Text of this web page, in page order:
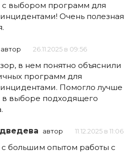
с выбором программ для
Очень полезная
автор 26.11.2025 в 09:56
в нем понятно объяснили
программ для
Помогло лучше
в выборе подходящего
автор 11.12.2025 в 11:06
с большим опытом работы с